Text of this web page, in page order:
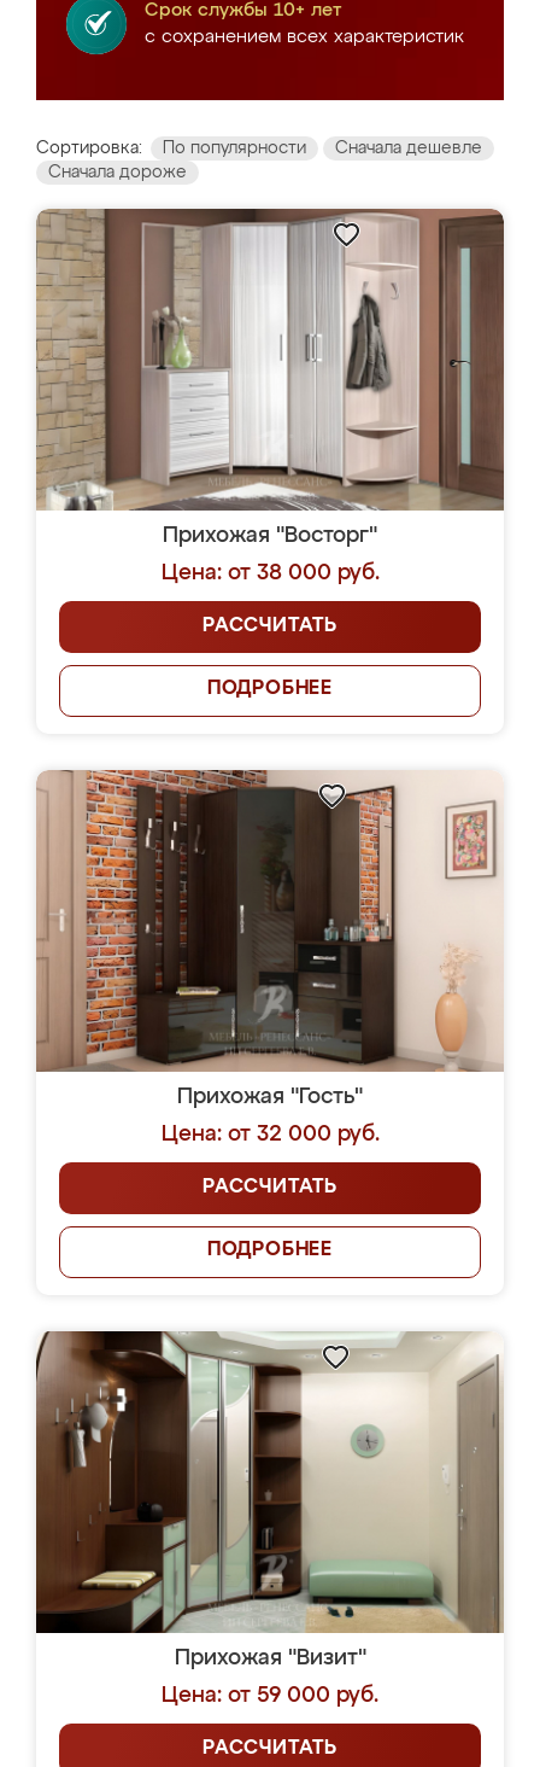
Срок службы 10+ лет
с сохранением всех характеристик
Сортировка: По популярности
Сначала дешевле
Сначала дороже
Прихожая "Восторг"
Цена: от 38 000 руб.
РАССЧИТАТЬ
ПОДРОБНЕЕ
Прихожая "Гость"
Цена: от 32 000 руб.
РАССЧИТАТЬ
ПОДРОБНЕЕ
Прихожая "Визит"
Цена: от 59 000 руб.
РАССЧИТАТЬ